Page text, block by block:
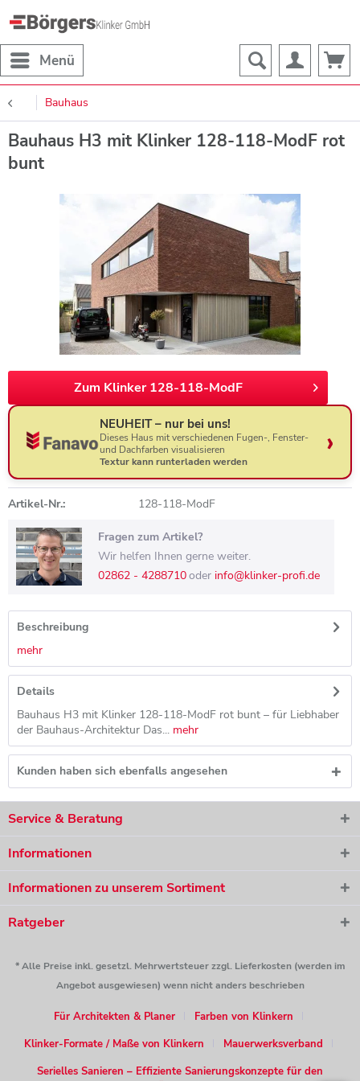
Menü
Bauhaus
Bauhaus H3 mit Klinker 128-118-ModF rot
bunt
Zum Klinker 128-118-ModF
NEUHEIT – nur bei uns!
Dieses Haus mit verschiedenen Fugen-, Fenster-
und Dachfarben visualisieren
Textur kann runterladen werden
Artikel-Nr.: 128-118-ModF
Fragen zum Artikel?
Wir helfen Ihnen gerne weiter.
02862 - 4288710oder info@klinker-profi.de
Beschreibung
mehr
Details
Bauhaus H3 mit Klinker 128-118-ModF rot bunt – für Liebhaber
der Bauhaus-Architektur Das... mehr
Kunden haben sich ebenfalls angesehen
Service & Beratung
Informationen
Informationen zu unserem Sortiment
Ratgeber
* Alle Preise inkl. gesetzl. Mehrwertsteuer zzgl. Lieferkosten (werden im
Angebot ausgewiesen) wenn nicht anders beschrieben
Für Architekten & Planer
Farben von Klinkern
Klinker-Formate / Maße von Klinkern
Mauerwerksverband
Serielles Sanieren – Effiziente Sanierungskonzepte für den